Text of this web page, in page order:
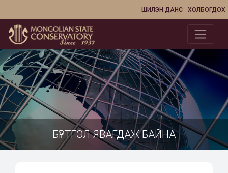
ХОЛБОГДОХ
ШИЛЭН ДАНС
БҮРТГЭЛ ЯВАГДАЖ БАЙНА